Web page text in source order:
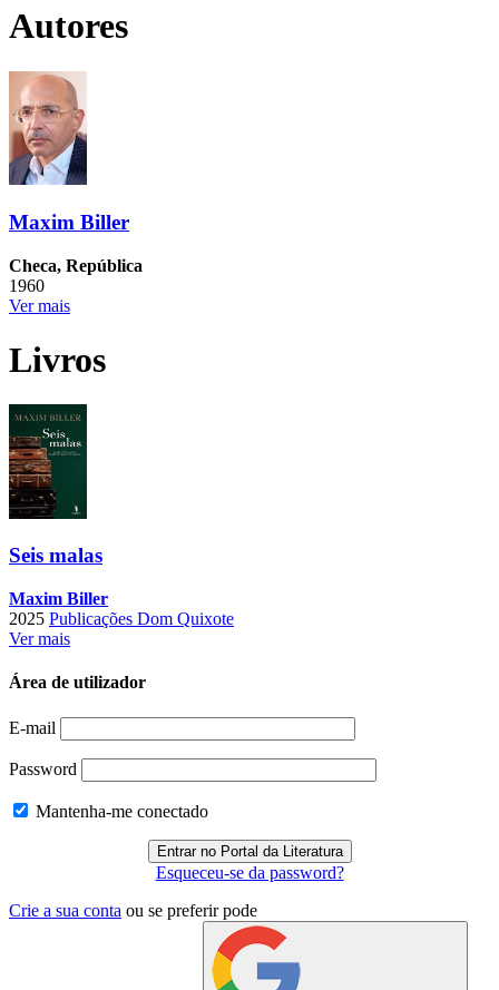
Autores
Maxim Biller
Checa, República
1960
Ver mais
Livros
Seis malas
Maxim Biller
2025 Publicações Dom Quixote
Ver mais
Área de utilizador
E-mail
Password
Mantenha-me conectado
Esqueceu-se da password?
Crie a sua conta ou se preferir pode